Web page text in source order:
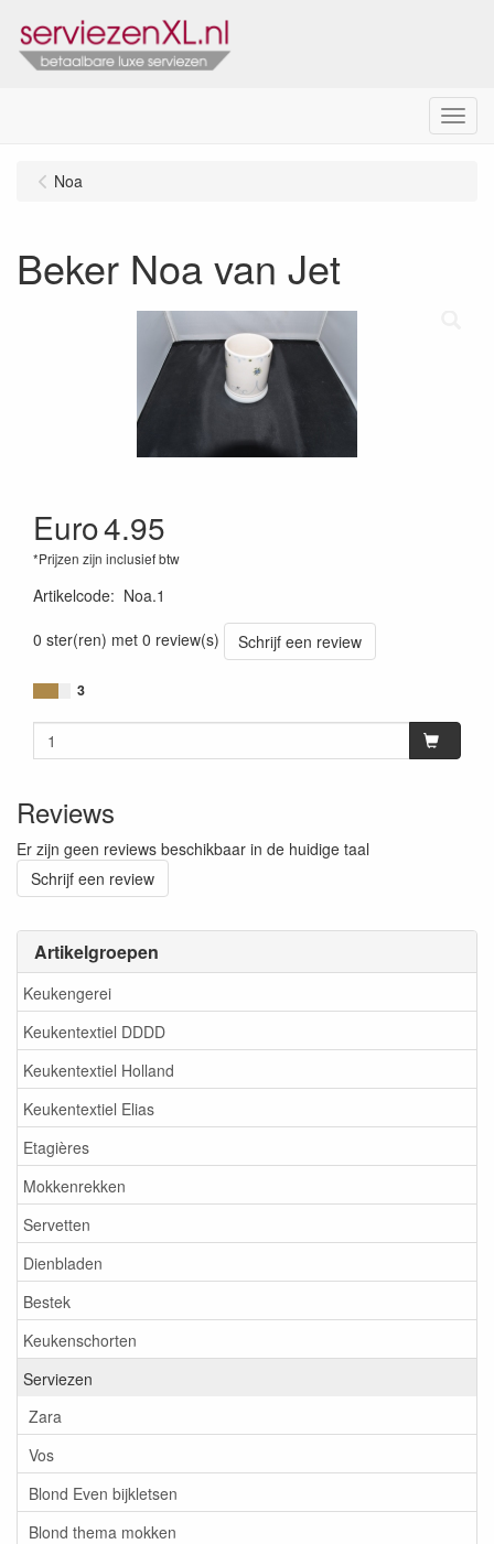
Menu
Artikelgroepen
Keukengerei
Keukentextiel DDDD
Keukentextiel Holland
Keukentextiel Elias
Etagières
Mokkenrekken
Servetten
Dienbladen
Bestek
Keukenschorten
Serviezen
Zara
Vos
Blond Even bijkletsen
Blond thema mokken
Noa
Beker Noa van Jet
Euro4.95
*Prijzen zijn inclusief btw
Artikelcode: Noa.1
0 ster(ren) met 0 review(s)
Schrijf een review
3
Reviews
Er zijn geen reviews beschikbaar in de huidige taal
Schrijf een review